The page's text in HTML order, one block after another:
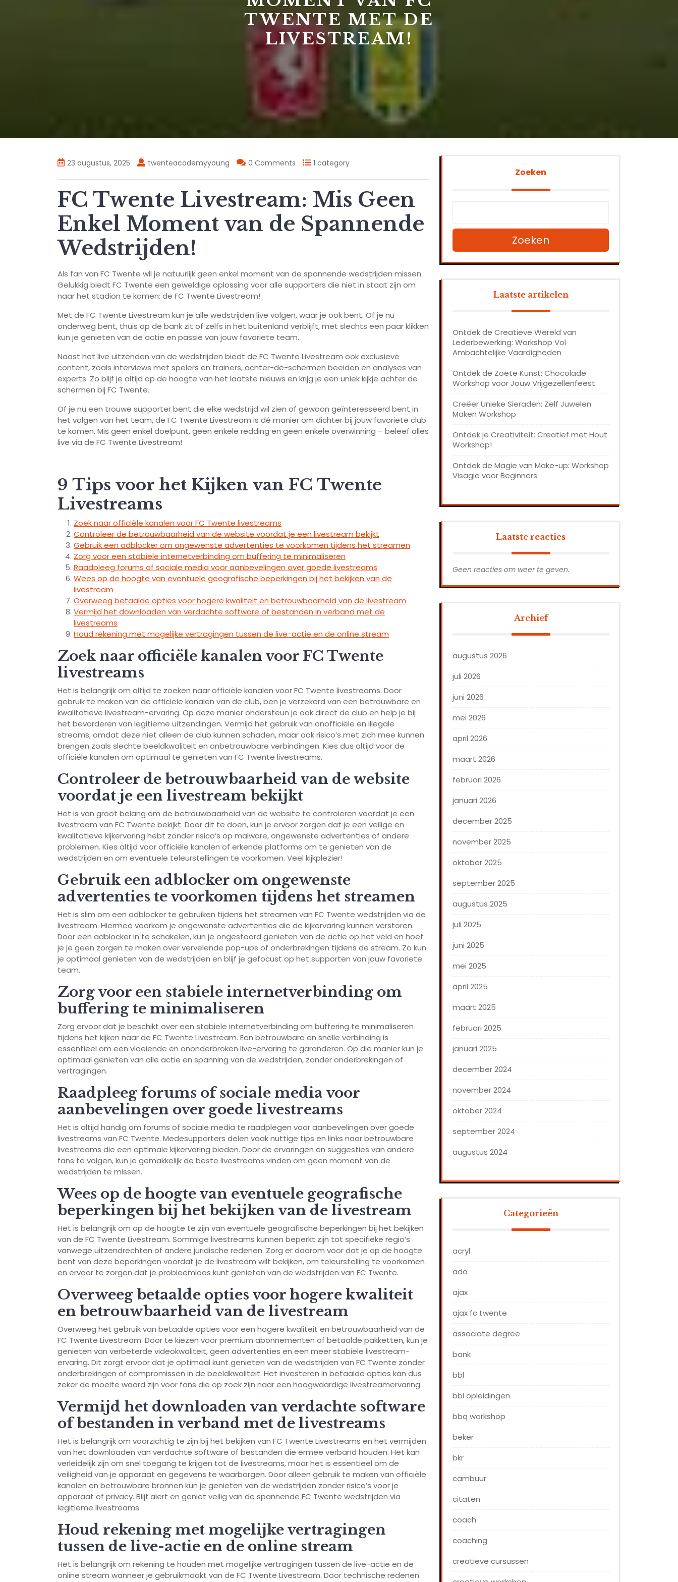
TWENTE MET DE
LIVESTREAM!
23 augustus, 2025 twenteacademyyoung 0 Comments 1 category
FC Twente Livestream: Mis Geen
Enkel Moment van de Spannende
Wedstrijden!
Als fan van FC Twente wil je natuurlijk geen enkel moment van de spannende wedstrijden missen.
Gelukkig biedt FC Twente een geweldige oplossing voor alle supporters die niet in staat zijn om
naar het stadion te komen: de FC Twente Livestream!
Met de FC Twente Livestream kun je alle wedstrijden live volgen, waar je ook bent. Of je nu
onderweg bent, thuis op de bank zit of zelfs in het buitenland verblijft, met slechts een paar klikken
kun je genieten van de actie en passie van jouw favoriete team.
Naast het live uitzenden van de wedstrijden biedt de FC Twente Livestream ook exclusieve
content, zoals interviews met spelers en trainers, achter-de-schermen beelden en analyses van
experts. Zo blijf je altijd op de hoogte van het laatste nieuws en krijg je een uniek kijkje achter de
schermen bij FC Twente.
Of je nu een trouwe supporter bent die elke wedstrijd wil zien of gewoon geïnteresseerd bent in
het volgen van het team, de FC Twente Livestream is dé manier om dichter bij jouw favoriete club
te komen. Mis geen enkel doelpunt, geen enkele redding en geen enkele overwinning – beleef alles
live via de FC Twente Livestream!
9 Tips voor het Kijken van FC Twente
Livestreams
Zoek naar officiële kanalen voor FC Twente livestreams
Controleer de betrouwbaarheid van de website voordat je een livestream bekijkt
Gebruik een adblocker om ongewenste advertenties te voorkomen tijdens het streamen
Zorg voor een stabiele internetverbinding om buffering te minimaliseren
Raadpleeg forums of sociale media voor aanbevelingen over goede livestreams
Wees op de hoogte van eventuele geografische beperkingen bij het bekijken van de
livestream
Overweeg betaalde opties voor hogere kwaliteit en betrouwbaarheid van de livestream
Vermijd het downloaden van verdachte software of bestanden in verband met de
livestreams
Houd rekening met mogelijke vertragingen tussen de live-actie en de online stream
Zoek naar officiële kanalen voor FC Twente
livestreams
Het is belangrijk om altijd te zoeken naar officiële kanalen voor FC Twente livestreams. Door
gebruik te maken van de officiële kanalen van de club, ben je verzekerd van een betrouwbare en
kwalitatieve livestream-ervaring. Op deze manier ondersteun je ook direct de club en help je bij
het bevorderen van legitieme uitzendingen. Vermijd het gebruik van onofficiële en illegale
streams, omdat deze niet alleen de club kunnen schaden, maar ook risico’s met zich mee kunnen
brengen zoals slechte beeldkwaliteit en onbetrouwbare verbindingen. Kies dus altijd voor de
officiële kanalen om optimaal te genieten van FC Twente livestreams.
Controleer de betrouwbaarheid van de website
voordat je een livestream bekijkt
Het is van groot belang om de betrouwbaarheid van de website te controleren voordat je een
livestream van FC Twente bekijkt. Door dit te doen, kun je ervoor zorgen dat je een veilige en
kwalitatieve kijkervaring hebt zonder risico’s op malware, ongewenste advertenties of andere
problemen. Kies altijd voor officiële kanalen of erkende platforms om te genieten van de
wedstrijden en om eventuele teleurstellingen te voorkomen. Veel kijkplezier!
Gebruik een adblocker om ongewenste
advertenties te voorkomen tijdens het streamen
Het is slim om een adblocker te gebruiken tijdens het streamen van FC Twente wedstrijden via de
livestream. Hiermee voorkom je ongewenste advertenties die de kijkervaring kunnen verstoren.
Door een adblocker in te schakelen, kun je ongestoord genieten van de actie op het veld en hoef
je je geen zorgen te maken over vervelende pop-ups of onderbrekingen tijdens de stream. Zo kun
je optimaal genieten van de wedstrijden en blijf je gefocust op het supporten van jouw favoriete
team.
Zorg voor een stabiele internetverbinding om
buffering te minimaliseren
Zorg ervoor dat je beschikt over een stabiele internetverbinding om buffering te minimaliseren
tijdens het kijken naar de FC Twente Livestream. Een betrouwbare en snelle verbinding is
essentieel om een vloeiende en ononderbroken live-ervaring te garanderen. Op die manier kun je
optimaal genieten van alle actie en spanning van de wedstrijden, zonder onderbrekingen of
vertragingen.
Raadpleeg forums of sociale media voor
aanbevelingen over goede livestreams
Het is altijd handig om forums of sociale media te raadplegen voor aanbevelingen over goede
livestreams van FC Twente. Medesupporters delen vaak nuttige tips en links naar betrouwbare
livestreams die een optimale kijkervaring bieden. Door de ervaringen en suggesties van andere
fans te volgen, kun je gemakkelijk de beste livestreams vinden om geen moment van de
wedstrijden te missen.
Wees op de hoogte van eventuele geografische
beperkingen bij het bekijken van de livestream
Het is belangrijk om op de hoogte te zijn van eventuele geografische beperkingen bij het bekijken
van de FC Twente Livestream. Sommige livestreams kunnen beperkt zijn tot specifieke regio’s
vanwege uitzendrechten of andere juridische redenen. Zorg er daarom voor dat je op de hoogte
bent van deze beperkingen voordat je de livestream wilt bekijken, om teleurstelling te voorkomen
en ervoor te zorgen dat je probleemloos kunt genieten van de wedstrijden van FC Twente.
Overweeg betaalde opties voor hogere kwaliteit
en betrouwbaarheid van de livestream
Overweeg het gebruik van betaalde opties voor een hogere kwaliteit en betrouwbaarheid van de
FC Twente Livestream. Door te kiezen voor premium abonnementen of betaalde pakketten, kun je
genieten van verbeterde videokwaliteit, geen advertenties en een meer stabiele livestream-
ervaring. Dit zorgt ervoor dat je optimaal kunt genieten van de wedstrijden van FC Twente zonder
onderbrekingen of compromissen in de beeldkwaliteit. Het investeren in betaalde opties kan dus
zeker de moeite waard zijn voor fans die op zoek zijn naar een hoogwaardige livestreamervaring.
Vermijd het downloaden van verdachte software
of bestanden in verband met de livestreams
Het is belangrijk om voorzichtig te zijn bij het bekijken van FC Twente Livestreams en het vermijden
van het downloaden van verdachte software of bestanden die ermee verband houden. Het kan
verleidelijk zijn om snel toegang te krijgen tot de livestreams, maar het is essentieel om de
veiligheid van je apparaat en gegevens te waarborgen. Door alleen gebruik te maken van officiële
kanalen en betrouwbare bronnen kun je genieten van de wedstrijden zonder risico’s voor je
apparaat of privacy. Blijf alert en geniet veilig van de spannende FC Twente wedstrijden via
legitieme livestreams.
Houd rekening met mogelijke vertragingen
tussen de live-actie en de online stream
Het is belangrijk om rekening te houden met mogelijke vertragingen tussen de live-actie en de
online stream wanneer je gebruikmaakt van de FC Twente Livestream. Door technische redenen
Zoeken
Zoeken
Laatste artikelen
Ontdek de Creatieve Wereld van
Lederbewerking: Workshop Vol
Ambachtelijke Vaardigheden
Ontdek de Zoete Kunst: Chocolade
Workshop voor Jouw Vrijgezellenfeest
Creëer Unieke Sieraden: Zelf Juwelen
Maken Workshop
Ontdek je Creativiteit: Creatief met Hout
Workshop!
Ontdek de Magie van Make-up: Workshop
Visagie voor Beginners
Laatste reacties
Geen reacties om weer te geven.
Archief
augustus 2026
juli 2026
juni 2026
mei 2026
april 2026
maart 2026
februari 2026
januari 2026
december 2025
november 2025
oktober 2025
september 2025
augustus 2025
juli 2025
juni 2025
mei 2025
april 2025
maart 2025
februari 2025
januari 2025
december 2024
november 2024
oktober 2024
september 2024
augustus 2024
Categorieën
acryl
ado
ajax
ajax fc twente
associate degree
bank
bbl
bbl opleidingen
bbq workshop
beker
bkr
cambuur
citaten
coach
coaching
creatieve cursussen